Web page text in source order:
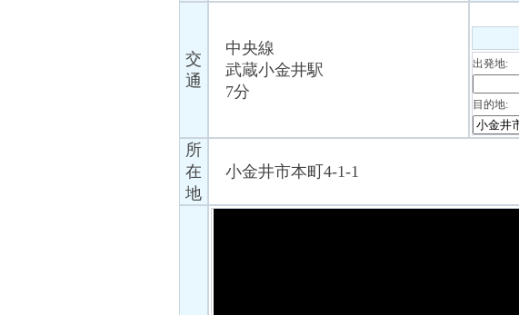
交
通
中央線
武蔵小金井駅
7分
出発地:
目的地:
所
在
地
小金井市本町4-1-1